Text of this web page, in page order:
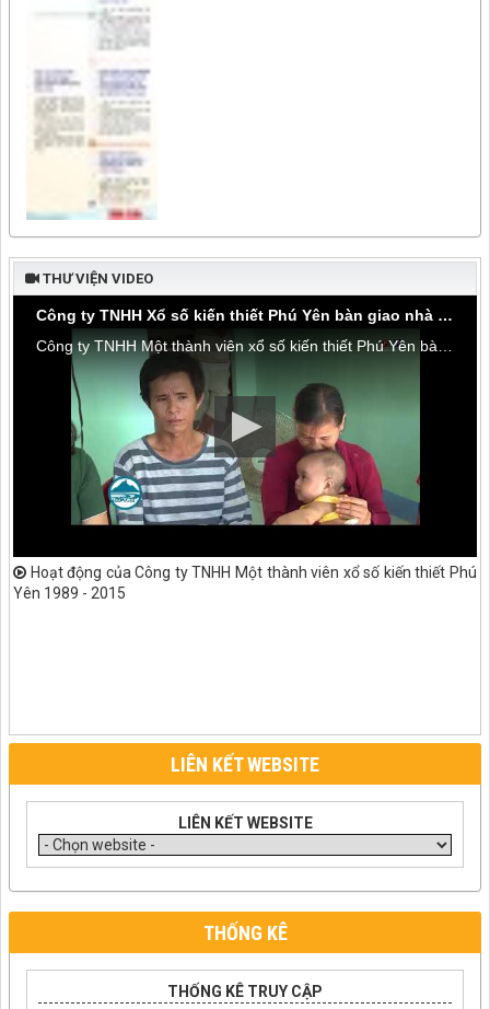
THƯ VIỆN VIDEO
Công ty TNHH Xổ số kiến thiết Phú Yên bàn giao nhà tình thương tại thôn Hòa Đa, xã An Mỹ
Hoạt động của Công ty TNHH Một thành viên xổ số kiến thiết Phú
Yên 1989 - 2015
LIÊN KẾT WEBSITE
LIÊN KẾT WEBSITE
THỐNG KÊ
THỐNG KÊ TRUY CẬP